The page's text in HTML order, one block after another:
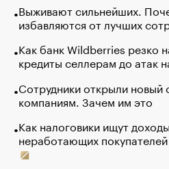
Выживают сильнейших.
избавляются от лучших
Как банк Wildberries резко
кредиты селлерам до атак
Сотрудники открыли новый
компаниям. Зачем им это
Как налоговики ищут доходы
неработающих покупателей